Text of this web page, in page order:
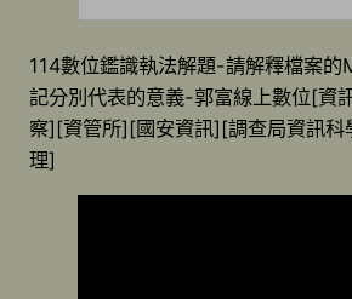
114數位鑑識執法解題-請解釋檔案的
記分別代表的意義-郭富線上數位[資
察][資管所][國安資訊][調查局資訊科
理]